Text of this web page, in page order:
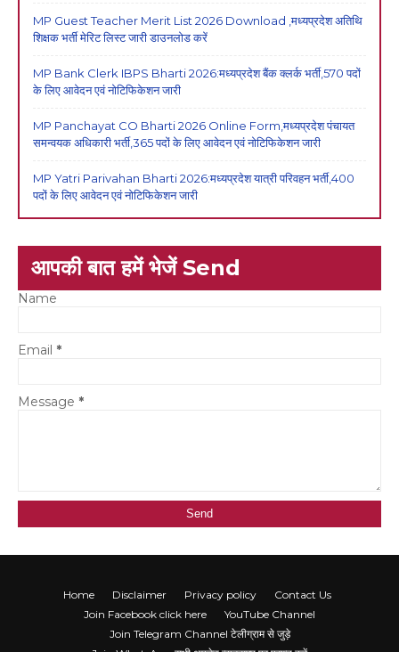
MP Guest Teacher Merit List 2026 Download ,मध्यप्रदेश अतिथि
शिक्षक भर्ती मेरिट लिस्ट जारी डाउनलोड करें
MP Bank Clerk IBPS Bharti 2026:मध्यप्रदेश बैंक क्लर्क भर्ती,570 पदों
के लिए आवेदन एवं नोटिफिकेशन जारी
MP Panchayat CO Bharti 2026 Online Form,मध्यप्रदेश पंचायत
समन्वयक अधिकारी भर्ती,365 पदों के लिए आवेदन एवं नोटिफिकेशन जारी
MP Yatri Parivahan Bharti 2026:मध्यप्रदेश यात्री परिवहन भर्ती,400
पदों के लिए आवेदन एवं नोटिफिकेशन जारी
आपकी बात हमें भेजें Send
Name
Email *
Message *
Home Disclaimer Privacy policy
Contact Us
Join Facebook click here
YouTube Channel
Join Telegram Channel टेलीग्राम से जुड़े